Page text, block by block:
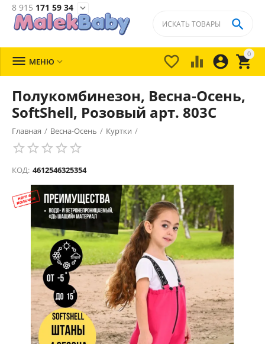
8 915 171 59 34 
0


 

 МЕНЮ 
Полукомбинезон, Весна-Осень,
SoftShell, Розовый арт. 803С
Главная / Весна-Осень / Куртки /
КОД: 4612546325354